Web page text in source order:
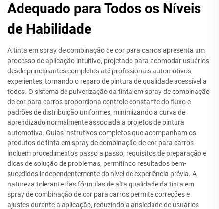
Adequado para Todos os Níveis
de Habilidade
A tinta em spray de combinação de cor para carros apresenta um
processo de aplicação intuitivo, projetado para acomodar usuários
desde principiantes completos até profissionais automotivos
experientes, tornando o reparo de pintura de qualidade acessível a
todos. O sistema de pulverização da tinta em spray de combinação
de cor para carros proporciona controle constante do fluxo e
padrões de distribuição uniformes, minimizando a curva de
aprendizado normalmente associada a projetos de pintura
automotiva. Guias instrutivos completos que acompanham os
produtos de tinta em spray de combinação de cor para carros
incluem procedimentos passo a passo, requisitos de preparação e
dicas de solução de problemas, permitindo resultados bem-
sucedidos independentemente do nível de experiência prévia. A
natureza tolerante das fórmulas de alta qualidade da tinta em
spray de combinação de cor para carros permite correções e
ajustes durante a aplicação, reduzindo a ansiedade de usuários